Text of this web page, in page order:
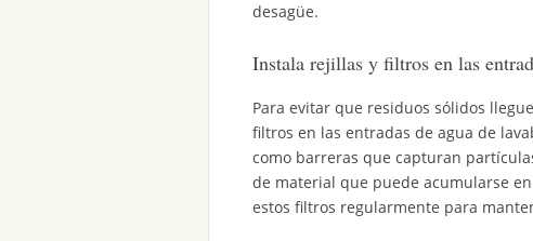
desagüe.
Instala rejillas y filtros en las
Para evitar que residuos sólidos
filtros en las entradas de agua de
como barreras que capturan
de material que puede acumularse
estos filtros regularmente para